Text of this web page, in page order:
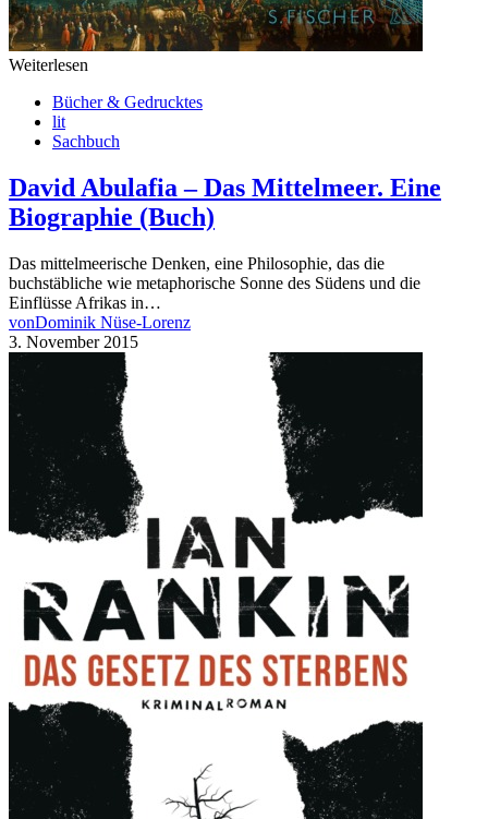
Weiterlesen
Bücher & Gedrucktes
lit
Sachbuch
David Abulafia – Das Mittelmeer. Eine
Biographie (Buch)
Das mittelmeerische Denken, eine Philosophie, das die
buchstäbliche wie metaphorische Sonne des Südens und die
Einflüsse Afrikas in…
vonDominik Nüse-Lorenz
3. November 2015